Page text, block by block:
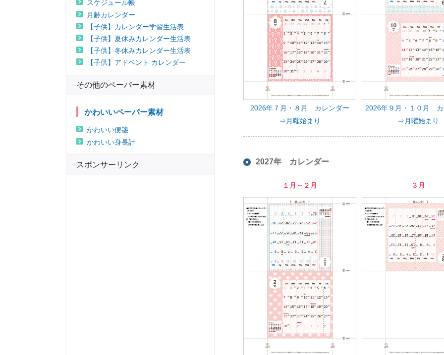
2026年７月・８月 カレンダー
⇒月曜始まり
2026年９月・１０月 カ
⇒月曜始まり
2027年 カレンダー
１月～２月 ３月
スケジュール帳
月齢カレンダー
【子供】カレンダー学習生活表
【子供】夏休みカレンダー生活表
【子供】冬休みカレンダー生活表
【子供】アドベント カレンダー
その他のペーパー素材
かわいいペーパー素材
かわいい便箋
かわいい身長計
スポンサーリンク